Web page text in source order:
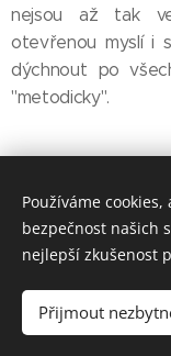
nejsou až tak
otevřenou myslí i
dýchnout po
"metodicky".
© 2024 The
Používáme
bezpečnost našich
nejlepší zkušenost
Přijmout